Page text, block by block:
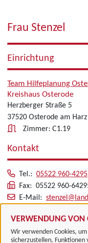
VERWENDUNG VON
Wir verwenden Cookies,
sicherzustellen,
Frau Stenzel
Einrichtung
Team Hilfeplanung
Kreishaus Osterode
Herzberger Straße 5
37520 Osterode am Harz
Zimmer: C1.19
Kontakt
Tel.: 05522 960-4295
Fax: 05522 960-
E-Mail:
Alle zugeordneten